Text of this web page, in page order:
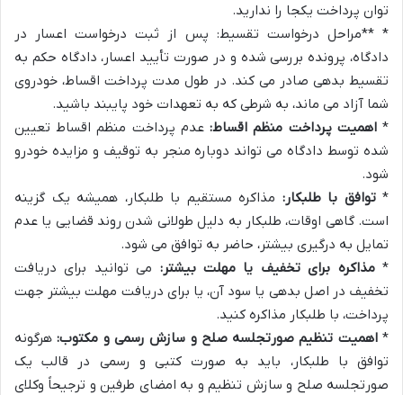
توان پرداخت یکجا را ندارید.
* **مراحل درخواست تقسیط: پس از ثبت درخواست اعسار در
دادگاه، پرونده بررسی شده و در صورت تأیید اعسار، دادگاه حکم به
تقسیط بدهی صادر می کند. در طول مدت پرداخت اقساط، خودروی
شما آزاد می ماند، به شرطی که به تعهدات خود پایبند باشید.
*اهمیت پرداخت منظم اقساط:عدم پرداخت منظم اقساط تعیین
شده توسط دادگاه می تواند دوباره منجر به توقیف و مزایده خودرو
شود.
*توافق با طلبکار: مذاکره مستقیم با طلبکار، همیشه یک گزینه
است. گاهی اوقات، طلبکار به دلیل طولانی شدن روند قضایی یا عدم
تمایل به درگیری بیشتر، حاضر به توافق می شود.
*مذاکره برای تخفیف یا مهلت بیشتر: می توانید برای دریافت
تخفیف در اصل بدهی یا سود آن، یا برای دریافت مهلت بیشتر جهت
پرداخت، با طلبکار مذاکره کنید.
*اهمیت تنظیم صورتجلسه صلح و سازش رسمی و مکتوب:هرگونه
توافق با طلبکار، باید به صورت کتبی و رسمی در قالب یک
صورتجلسه صلح و سازش تنظیم و به امضای طرفین و ترجیحاً وکلای